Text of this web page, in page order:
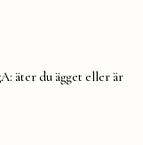
äter du ägget eller är